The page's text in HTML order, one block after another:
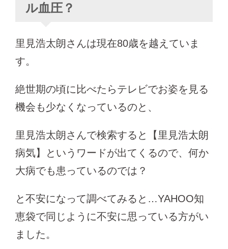
ル血圧？
里見浩太朗さんは現在80歳を越えていま
す。
絶世期の頃に比べたらテレビでお姿を見る
機会も少なくなっているのと、
里見浩太朗さんで検索すると【里見浩太朗
病気】というワードが出てくるので、何か
大病でも患っているのでは？
と不安になって調べてみると…YAHOO知
恵袋で同じように不安に思っている方がい
ました。